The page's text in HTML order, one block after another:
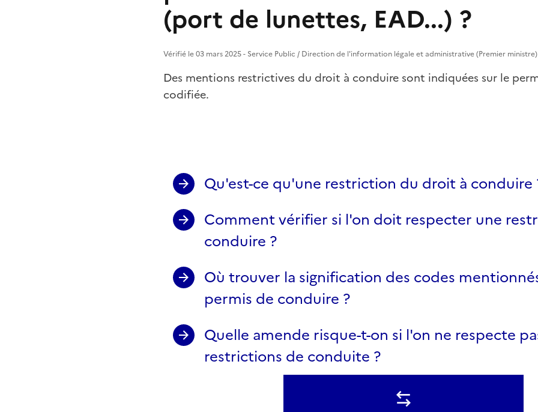
(port de lunettes, EAD...) ?
Vérifié le 03 mars 2025 - Service Public / Direction de l'information légale et administrative (Premier ministre)
Des mentions restrictives du droit à conduire sont indiquées sur le
codifiée.
Qu'est-ce qu'une restriction du droit à conduire
Comment vérifier si l'on doit respecter une
conduire ?
Où trouver la signification des codes
permis de conduire ?
Quelle amende risque-t-on si l'on ne respecte
restrictions de conduite ?